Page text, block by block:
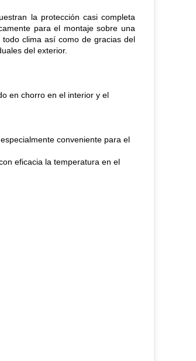
la protección casi completa
para el montaje sobre una
clima así como de gracias del
del exterior.
en chorro en el interior y el
conveniente para el
eficacia la temperatura en el